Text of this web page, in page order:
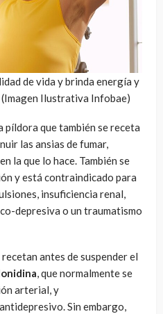
de vida y brinda energía y
Ilustrativa Infobae)
píldora que también se receta
las ansias de fumar,
la que lo hace. También se
y está contraindicado para
insuficiencia renal,
depresiva o un traumatismo
antes de suspender el
, que normalmente se
arterial, y
Sin embargo,